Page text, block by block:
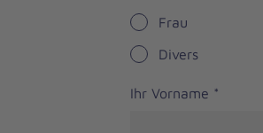
Frau
Divers
Ihr Vorname *